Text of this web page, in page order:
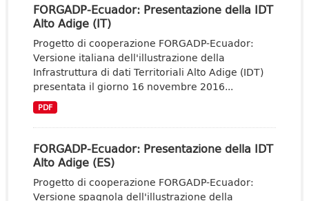
FORGADP-Ecuador: Presentazione della IDT
Alto Adige (IT)
Progetto di cooperazione FORGADP-Ecuador:
Versione italiana dell'illustrazione della
Infrastruttura di dati Territoriali Alto Adige (IDT)
presentata il giorno 16 novembre 2016...
PDF
FORGADP-Ecuador: Presentazione della IDT
Alto Adige (ES)
Progetto di cooperazione FORGADP-Ecuador:
Versione spagnola dell'illustrazione della